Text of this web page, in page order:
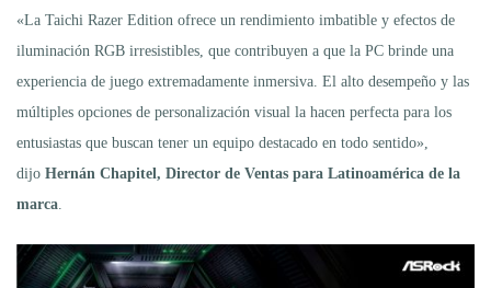
«La Taichi Razer Edition ofrece un rendimiento imbatible y efectos de
iluminación RGB irresistibles, que contribuyen a que la PC brinde una
experiencia de juego extremadamente inmersiva. El alto desempeño y las
múltiples opciones de personalización visual la hacen perfecta para los
entusiastas que buscan tener un equipo destacado en todo sentido»,
dijo Hernán Chapitel, Director de Ventas para Latinoamérica de la
marca